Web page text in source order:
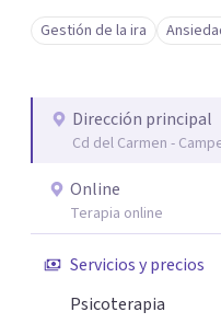
breve, familiar e infantil,
profesional y experiencia
auténtica y
seguridad emocional y
de cambio.
Gestión de la ira
Dirección principal
Cd del Carmen -
Online
Terapia online
Servicios y precios
Psicoterapia